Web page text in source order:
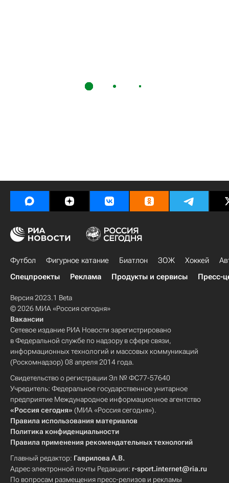
Футбол Фигурное катание Биатлон ЗОЖ Хоккей
Спецпроекты
Реклама Продукты и сервисы Пресс-
Версия 2023.1 Beta
© 2026 МИА «Россия сегодня»
Вакансии
Сетевое издание РИА Новости зарегистрировано
в Федеральной службе по надзору в сфере связи,
информационных технологий и массовых коммуникаций
(Роскомнадзор) 08 апреля 2014 года.
Свидетельство о регистрации Эл № ФС77-57640
Учредитель: Федеральное государственное унитарное
предприятие Международное информационное агентство
«Россия сегодня» (МИА «Россия сегодня»).
Правила использования материалов
Политика конфиденциальности
Правила применения рекомендательных технологий
Главный редактор: Гаврилова А.В.
Адрес электронной почты Редакции: r-sport.internet@ria.ru
По вопросам размещения пресс-релизов и рекламы